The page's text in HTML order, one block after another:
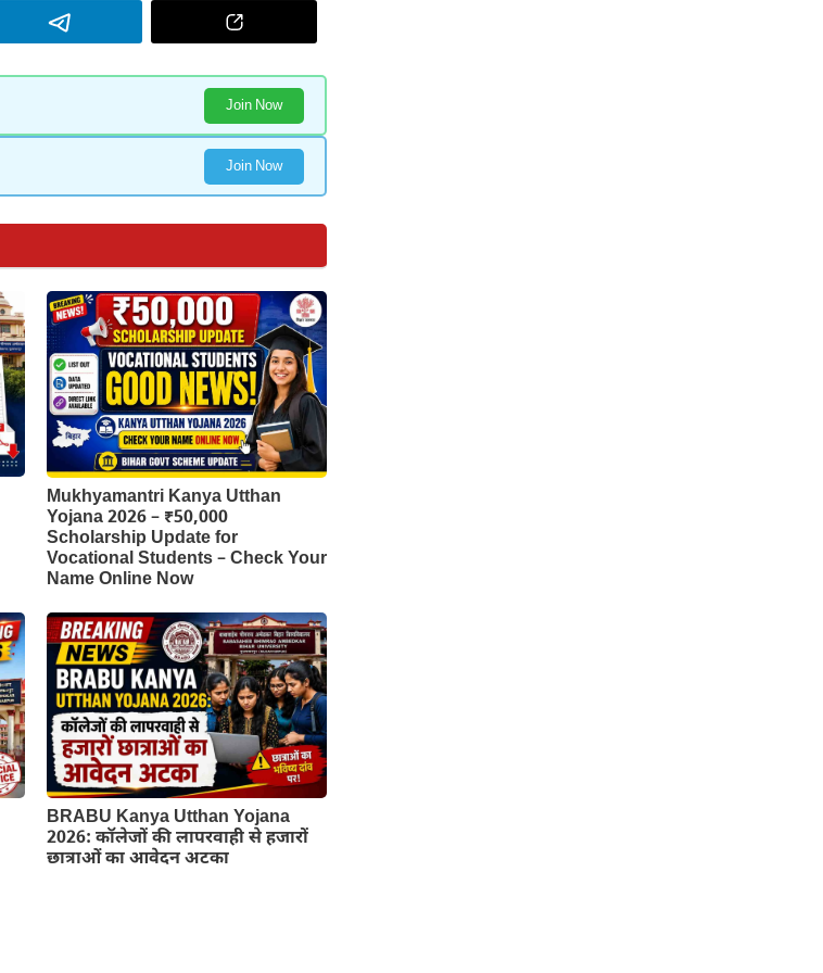
Join Now
Join Now
Mukhyamantri Kanya Utthan
Yojana 2026 – ₹50,000
Scholarship Update for
Vocational Students – Check Your
Name Online Now
BRABU Kanya Utthan Yojana
2026: कॉलेजों की लापरवाही से हजारों
छात्राओं का आवेदन अटका